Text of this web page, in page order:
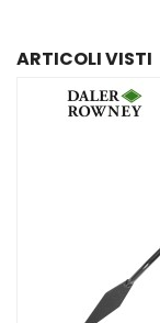
ARTICOLI VISTI